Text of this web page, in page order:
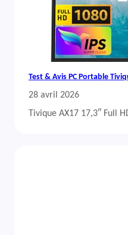
Test & Avis PC Portable
28 avril 2026
Tivique AX17 17,3″